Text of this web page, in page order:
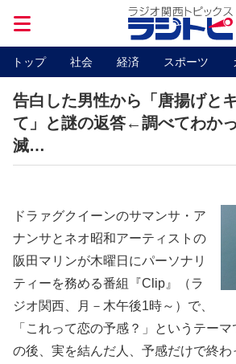
トップ 社会 経済 スポーツ
告白した男性から「唐揚げと
て」と謎の返答←調べてわか
滅…
ドラァグクイーンのサマンサ・ア
ナンサとネオ昭和アーティストの
阪田マリンが木曜日にパーソナリ
ティーを務める番組『Clip』（ラ
ジオ関西、月－木午後1時～）で、
「これって恋の予感？」というテー
の後、実を結んだ人、予感だけで終わ